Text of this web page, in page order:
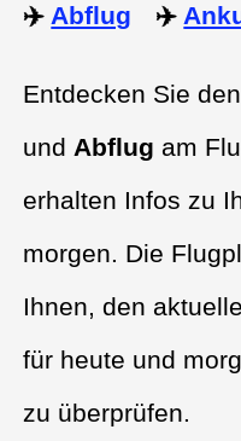
✈️ Abflug ✈️
Entdecken Sie
und Abflug am
erhalten Infos zu
morgen. Die
Ihnen, den
für heute und
zu überprüfen.